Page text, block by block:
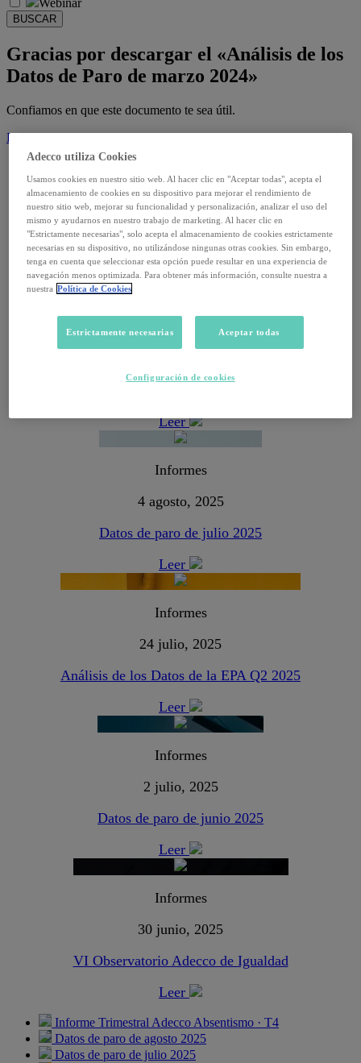
Webinar
BUSCAR
Gracias por descargar el «Análisis de los
Datos de Paro de marzo 2024»
Confiamos en que este documento te sea útil.
Descargar
Informes
14 julio, 2026
Informe Trimestral Adecco Absentismo · T4
Leer
Informes
Leer
Informes
4 agosto, 2025
Datos de paro de julio 2025
Leer
Informes
24 julio, 2025
Análisis de los Datos de la EPA Q2 2025
Leer
Informes
2 julio, 2025
Datos de paro de junio 2025
Leer
Informes
30 junio, 2025
VI Observatorio Adecco de Igualdad
Leer
Informe Trimestral Adecco Absentismo · T4
Datos de paro de agosto 2025
Datos de paro de julio 2025
Adecco utiliza Cookies
Usamos cookies en nuestro sitio web. Al hacer clic en "Aceptar todas", acepta el
almacenamiento de cookies en su dispositivo para mejorar el rendimiento de
nuestro sitio web, mejorar su funcionalidad y personalización, analizar el uso del
mismo y ayudarnos en nuestro trabajo de marketing. Al hacer clic en
"Estrictamente necesarias", solo acepta el almacenamiento de cookies estrictamente
necesarias en su dispositivo, no utilizándose ningunas otras cookies. Sin embargo,
tenga en cuenta que seleccionar esta opción puede resultar en una experiencia de
navegación menos optimizada. Para obtener más información, consulte nuestra a
nuestra Política de Cookies
Estrictamente necesarias Aceptar todas
Configuración de cookies